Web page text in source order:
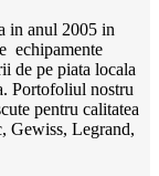
in anul 2005 in
echipamente
de pe piata locala
Portofoliul nostru
pentru calitatea
Gewiss, Legrand,